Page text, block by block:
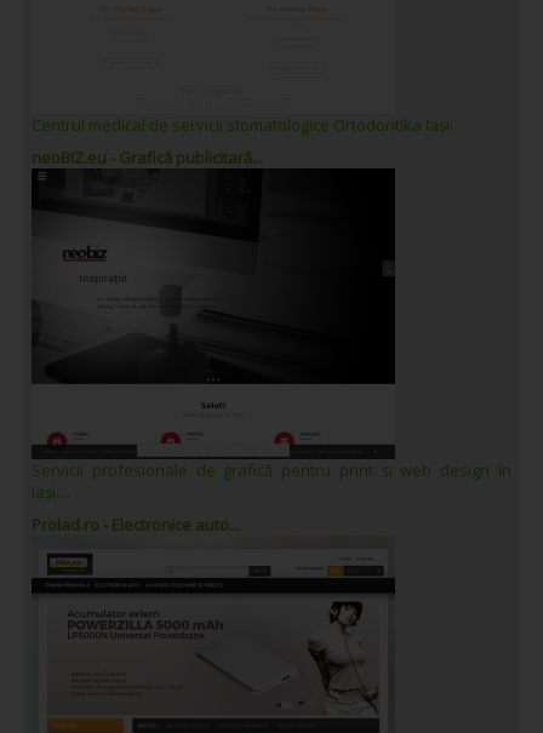
Centrul medical de servicii stomatologice Ortodontika Iași:
neoBIZ.eu - Grafică publicitară...
Servicii profesionale de grafică pentru print și web design în
Iași....
Prolad.ro - Electronice auto...